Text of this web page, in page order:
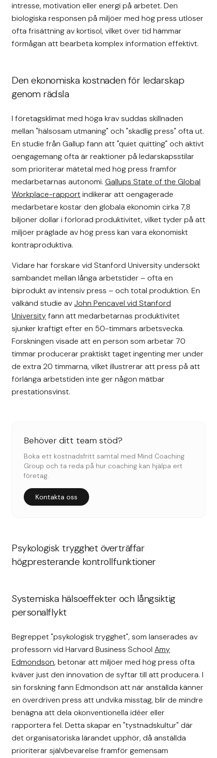
intresse, motivation eller energi på arbetet. Den
biologiska responsen på miljöer med hög press utlöser
ofta frisättning av kortisol, vilket över tid hämmar
förmågan att bearbeta komplex information effektivt.
Den ekonomiska kostnaden för ledarskap
genom rädsla
I företagsklimat med höga krav suddas skillnaden
mellan "hälsosam utmaning" och "skadlig press" ofta ut.
En studie från Gallup fann att "quiet quitting" och aktivt
oengagemang ofta är reaktioner på ledarskapsstilar
som prioriterar mätetal med hög press framför
medarbetarnas autonomi. Gallups State of the Global
Workplace-rapportindikerar att oengagerade
medarbetare kostar den globala ekonomin cirka 7,8
biljoner dollar i förlorad produktivitet, vilket tyder på att
miljöer präglade av hög press kan vara ekonomiskt
kontraproduktiva.
Vidare har forskare vid Stanford University undersökt
sambandet mellan långa arbetstider – ofta en
biprodukt av intensiv press – och total produktion. En
välkänd studie avJohn Pencavel vid Stanford
Universityfann att medarbetarnas produktivitet
sjunker kraftigt efter en 50-timmars arbetsvecka.
Forskningen visade att en person som arbetar 70
timmar producerar praktiskt taget ingenting mer under
de extra 20 timmarna, vilket illustrerar att press på att
förlänga arbetstiden inte ger någon mätbar
prestationsvinst.
Behöver ditt team stöd?
Boka ett kostnadsfritt samtal med Mind Coaching
Group och ta reda på hur coaching kan hjälpa ert
företag.
Kontakta oss
Psykologisk trygghet överträffar
högpresterande kontrollfunktioner
Systemiska hälsoeffekter och långsiktig
personalflykt
Begreppet "psykologisk trygghet", som lanserades av
professorn vid Harvard Business School Amy
Edmondson, betonar att miljöer med hög press ofta
kväver just den innovation de syftar till att producera. I
sin forskning fann Edmondson att när anställda känner
en överdriven press att undvika misstag, blir de mindre
benägna att dela okonventionella idéer eller
rapportera fel. Detta skapar en "tystnadskultur" där
det organisatoriska lärandet upphör, då anställda
prioriterar självbevarelse framför gemensam